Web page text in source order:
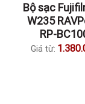
Bộ sạc
W235
RP-
Giá từ: